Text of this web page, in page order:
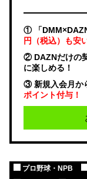
① 「
円（税込）も安
② DAZNだけの
に楽しめる！
③ 新規入会月か
ポイント付与！
プロ野球・NPB